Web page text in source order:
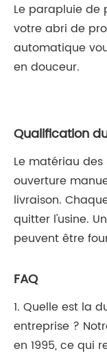
Le parapluie de
votre abri de
automatique
en douceur.
Qualification
Le matériau
ouverture
livraison.
quitter l'usine.
peuvent être
FAQ
1. Quelle est la
entreprise ?
en 1995, ce qui